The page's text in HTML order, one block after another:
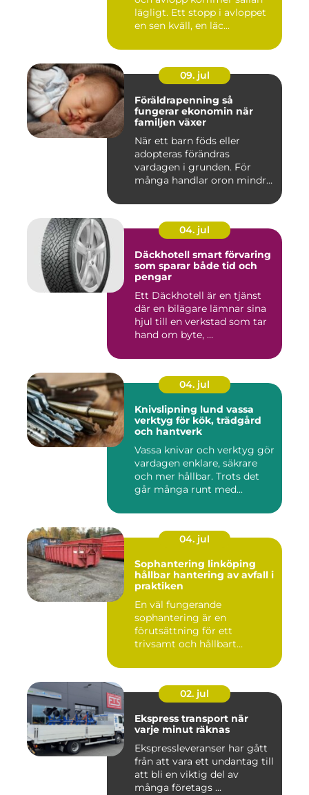
lägligt. Ett stopp i avloppet
en sen kväll, en läc...
09. jul
Föräldrapenning så
fungerar ekonomin när
familjen växer
När ett barn föds eller
adopteras förändras
vardagen i grunden. För
många handlar oron mindre
04. jul
Däckhotell smart förvaring
som sparar både tid och
pengar
Ett Däckhotell är en tjänst
där en bilägare lämnar sina
hjul till en verkstad som tar
hand om byte, ...
04. jul
Knivslipning lund vassa
verktyg för kök, trädgård
och hantverk
Vassa knivar och verktyg gör
vardagen enklare, säkrare
och mer hållbar. Trots det
går många runt med...
04. jul
Sophantering linköping
hållbar hantering av avfall i
praktiken
En väl fungerande
sophantering är en
förutsättning för ett
trivsamt och hållbart
02. jul
Ekspress transport när
varje minut räknas
Ekspressleveranser har gått
från att vara ett undantag till
att bli en viktig del av
många företags ...